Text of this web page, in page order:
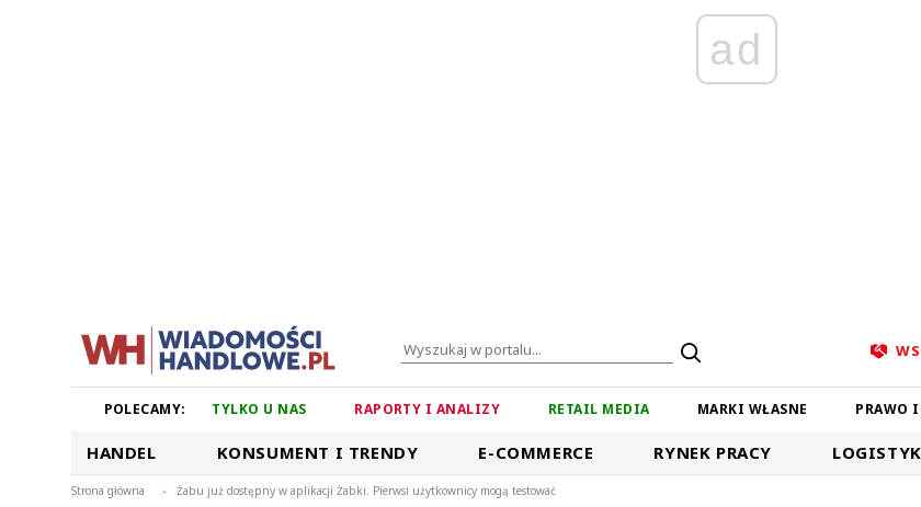
ad
POLECAMY: TYLKO U NAS RAPORTY I ANALIZY RETAIL MEDIA MARKI WŁASNE PRAWO
HANDEL KONSUMENT I TRENDY E-COMMERCE RYNEK PRACY
Strona główna > Żabu już dostępny w aplikacji Żabki. Pierwsi użytkownicy mogą testować